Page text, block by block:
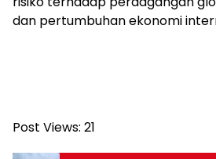
dan pertumbuhan ekonomi
Post Views: 21